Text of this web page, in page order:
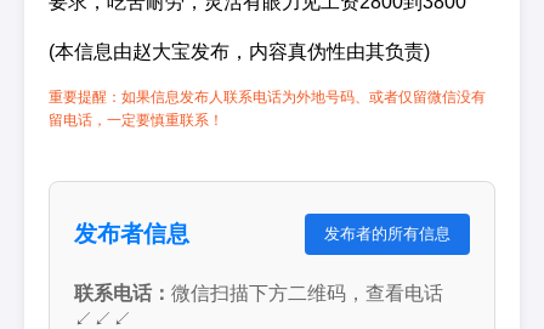
(本信息由赵大宝发布，内容真伪性由其负责)
重要提醒：如果信息发布人联系电话为外地号码、或者仅留微信没有
留电话，一定要慎重联系！
发布者信息 发布者的所有信息
联系电话： 微信扫描下方二维码，查看电话
↙↙↙